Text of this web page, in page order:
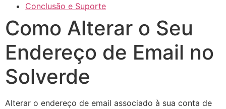
Conclusão e Suporte
Como Alterar o Seu
Endereço de Email no
Solverde
Alterar o endereço de email associado à sua conta de